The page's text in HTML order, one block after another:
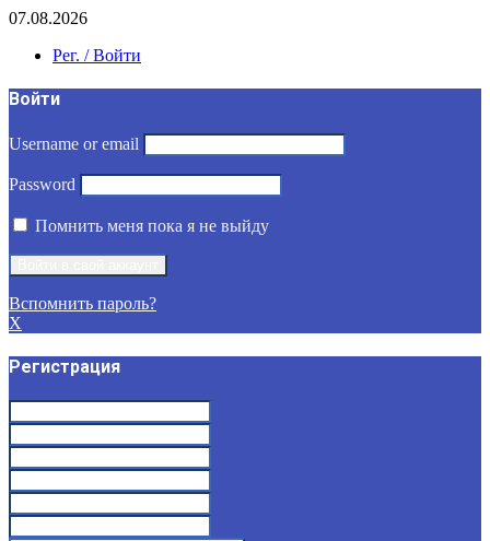
07.08.2026
Рег. / Войти
Войти
Username or email
Password
Помнить меня пока я не выйду
Вспомнить пароль?
X
Регистрация